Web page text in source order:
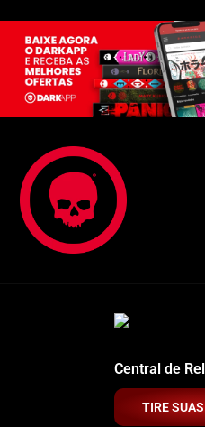
Central de
TIRE